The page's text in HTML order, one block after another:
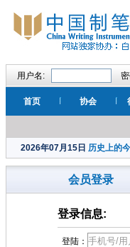
用户名:
首页 协会
2026年07月15日 历史上的
会员登录
登录信息:
登陆：